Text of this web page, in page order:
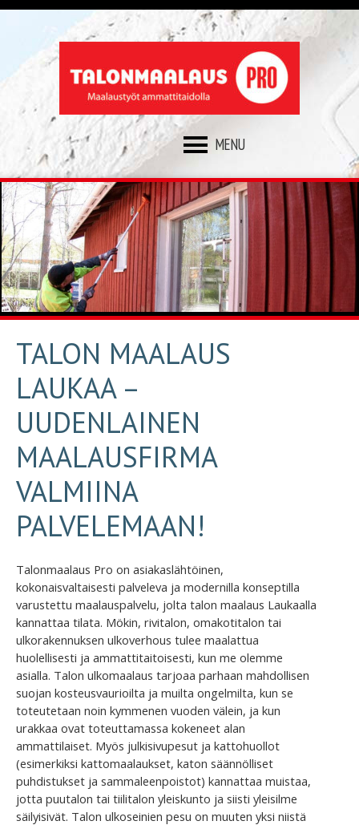
SKIP
TO
CONTENT
TALON MAALAUS
LAUKAA –
UUDENLAINEN
MAALAUSFIRMA
VALMIINA
PALVELEMAAN!
Talonmaalaus Pro on asiakaslähtöinen,
kokonaisvaltaisesti palveleva ja modernilla konseptilla
varustettu maalauspalvelu, jolta talon maalaus Laukaalla
kannattaa tilata. Mökin, rivitalon, omakotitalon tai
ulkorakennuksen ulkoverhous tulee maalattua
huolellisesti ja ammattitaitoisesti, kun me olemme
asialla. Talon ulkomaalaus tarjoaa parhaan mahdollisen
suojan kosteusvaurioilta ja muilta ongelmilta, kun se
toteutetaan noin kymmenen vuoden välein, ja kun
urakkaa ovat toteuttamassa kokeneet alan
ammattilaiset. Myös julkisivupesut ja kattohuollot
(esimerkiksi kattomaalaukset, katon säännölliset
puhdistukset ja sammaleenpoistot) kannattaa muistaa,
jotta puutalon tai tiilitalon yleiskunto ja siisti yleisilme
säilyisivät. Talon ulkoseinien pesu on muuten yksi niistä